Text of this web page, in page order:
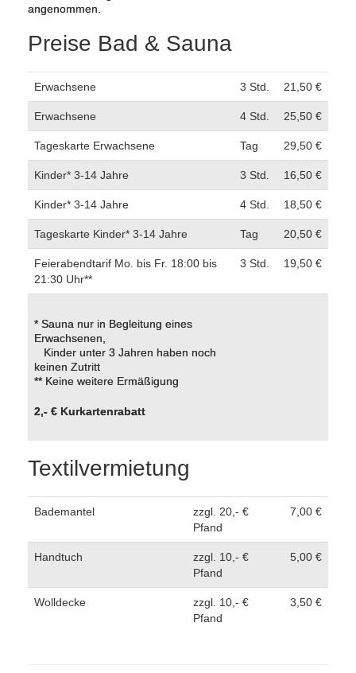
angenommen.
Preise Bad & Sauna
Erwachsene 3 Std. 21,50 €
Erwachsene 4 Std. 25,50 €
Tageskarte Erwachsene Tag 29,50 €
Kinder* 3-14 Jahre 3 Std. 16,50 €
Kinder* 3-14 Jahre 4 Std. 18,50 €
Tageskarte Kinder* 3-14 Jahre Tag 20,50 €
Feierabendtarif Mo. bis Fr. 18:00 bis
21:30 Uhr**
3 Std. 19,50 €
* Sauna nur in Begleitung eines
Erwachsenen,
Kinder unter 3 Jahren haben noch
keinen Zutritt
** Keine weitere Ermäßigung
2,- € Kurkartenrabatt
Textilvermietung
Bademantel
zzgl. 20,- €
Pfand
7,00 €
Handtuch
zzgl. 10,- €
Pfand
5,00 €
Wolldecke
zzgl. 10,- €
Pfand
3,50 €